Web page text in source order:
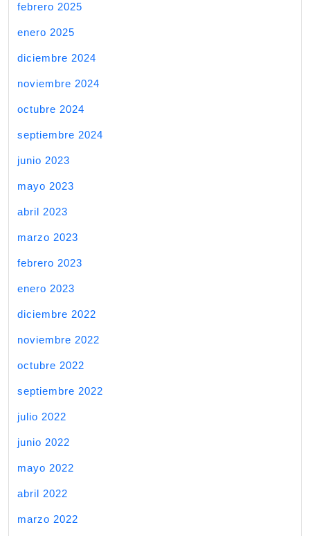
febrero 2025
enero 2025
diciembre 2024
noviembre 2024
octubre 2024
septiembre 2024
junio 2023
mayo 2023
abril 2023
marzo 2023
febrero 2023
enero 2023
diciembre 2022
noviembre 2022
octubre 2022
septiembre 2022
julio 2022
junio 2022
mayo 2022
abril 2022
marzo 2022